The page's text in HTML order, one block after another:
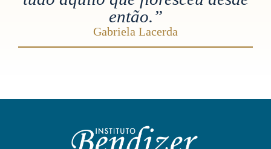
então.”
Gabriela Lacerda